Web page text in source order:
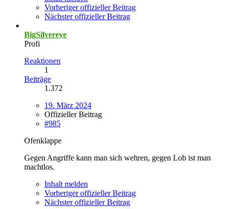
Vorheriger offizieller Beitrag
Nächster offizieller Beitrag
BigSilvereye
Profi
Reaktionen
1
Beiträge
1.372
19. März 2024
Offizieller Beitrag
#985
Ofenklappe
Gegen Angriffe kann man sich wehren, gegen Lob ist man
machtlos.
Inhalt melden
Vorheriger offizieller Beitrag
Nächster offizieller Beitrag